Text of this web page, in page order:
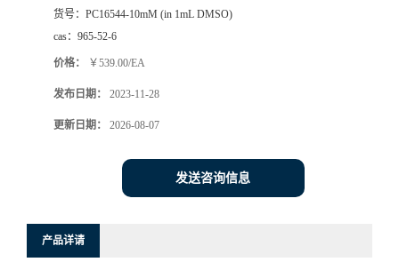
货号： PC16544-10mM (in 1mL DMSO)
cas： 965-52-6
价格： ￥539.00/EA
发布日期： 2023-11-28
更新日期： 2026-08-07
发送咨询信息
产品详请